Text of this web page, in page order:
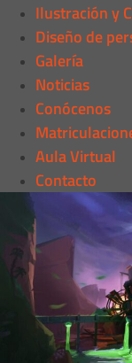
Ilustración y
Diseño de
Galería
Noticias
Conócenos
Aula Virtual
Contacto